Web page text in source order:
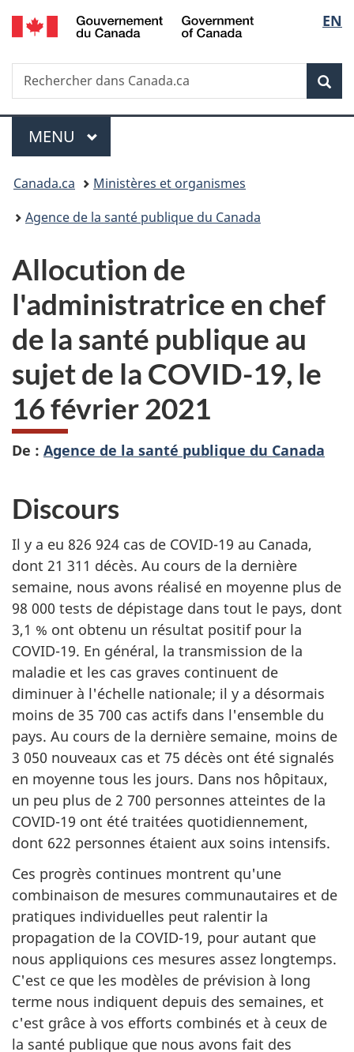
Passer
au
principal
Passer
à
Au
du
Passer
à
version
simplifiée
de
la
EN
Recherche
Rechercher
dans
Menu
MENU PRINCIPAL
Vous
êtes
Canada.ca
Ministères et organismes
Agence de la santé publique du Canada
Allocution de
l'administratrice en chef
de la santé publique au
sujet de la COVID-19, le
16 février 2021
De : Agence de la santé publique du Canada
Discours
Il y a eu 826 924 cas de COVID-19 au Canada,
dont 21 311 décès. Au cours de la dernière
semaine, nous avons réalisé en moyenne plus de
98 000 tests de dépistage dans tout le pays, dont
3,1 % ont obtenu un résultat positif pour la
COVID-19. En général, la transmission de la
maladie et les cas graves continuent de
diminuer à l'échelle nationale; il y a désormais
moins de 35 700 cas actifs dans l'ensemble du
pays. Au cours de la dernière semaine, moins de
3 050 nouveaux cas et 75 décès ont été signalés
en moyenne tous les jours. Dans nos hôpitaux,
un peu plus de 2 700 personnes atteintes de la
COVID-19 ont été traitées quotidiennement,
dont 622 personnes étaient aux soins intensifs.
Ces progrès continues montrent qu'une
combinaison de mesures communautaires et de
pratiques individuelles peut ralentir la
propagation de la COVID-19, pour autant que
nous appliquions ces mesures assez longtemps.
C'est ce que les modèles de prévision à long
terme nous indiquent depuis des semaines, et
c'est grâce à vos efforts combinés et à ceux de
la santé publique que nous avons fait des